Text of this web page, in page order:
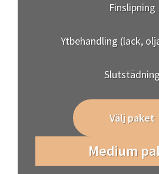
Finslipning
Ytbehandling (lack,
Välj paket
Medium